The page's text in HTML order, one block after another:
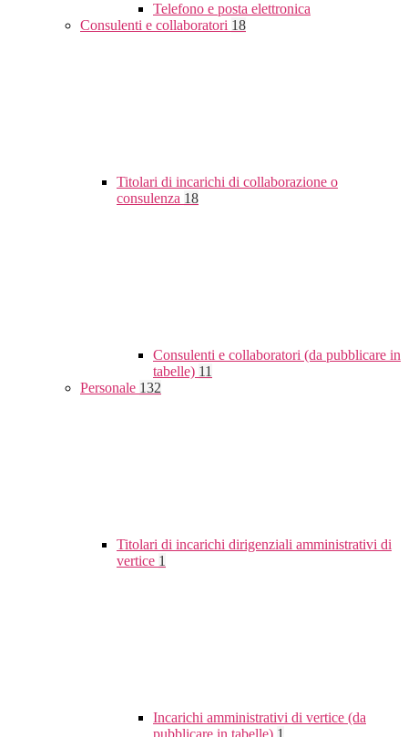
Telefono e posta elettronica
Consulenti e collaboratori 18
Titolari di incarichi di collaborazione o
consulenza 18
Consulenti e collaboratori (da pubblicare in
tabelle) 11
Personale 132
Titolari di incarichi dirigenziali amministrativi di
vertice 1
Incarichi amministrativi di vertice (da